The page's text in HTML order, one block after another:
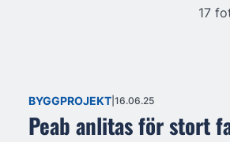
17
BYGGPROJEKT 16.06.25
Peab anlitas för stort